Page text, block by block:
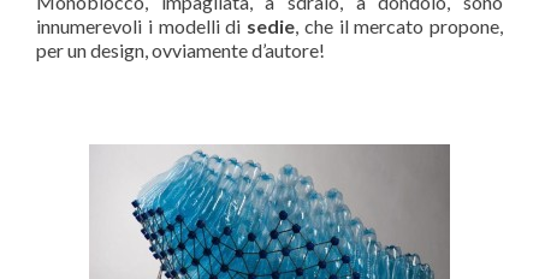
innumerevoli i modelli di sedie, che il mercato propone,
per un design, ovviamente d’autore!